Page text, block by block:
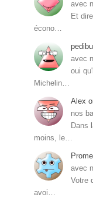
avec
Et
écono…
avec
oui
Michelin…
Alex
nos
Dans
moins, le…
avec
Votre
avoi…